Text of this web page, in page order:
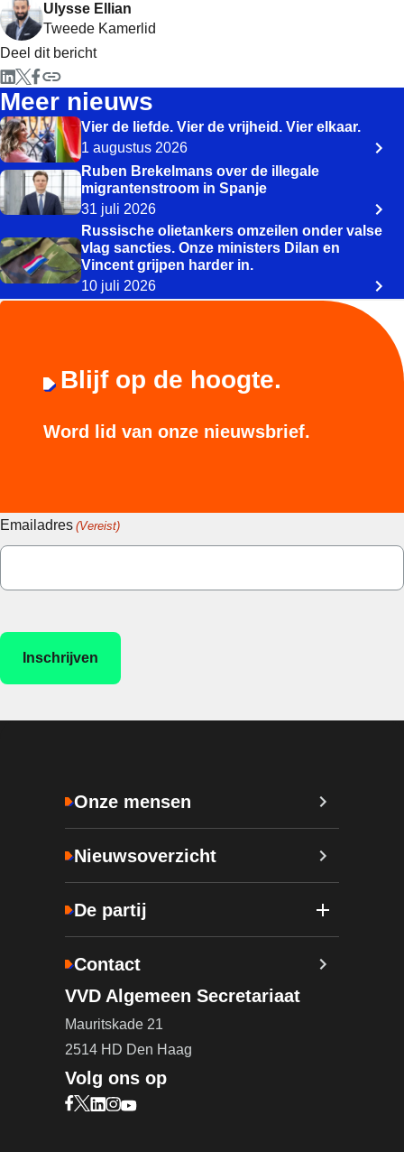
Ulysse Ellian
Tweede Kamerlid
Deel dit bericht
Meer nieuws
Vier de liefde. Vier de vrijheid. Vier elkaar.
1 augustus 2026
Ruben Brekelmans over de illegale
migrantenstroom in Spanje
31 juli 2026
Russische olietankers omzeilen onder valse
vlag sancties. Onze ministers Dilan en
Vincent grijpen harder in.
10 juli 2026
Blijf op de hoogte.
Word lid van onze nieuwsbrief.
Emailadres (Vereist)
Onze mensen
Nieuwsoverzicht
De partij
Contact
VVD Algemeen Secretariaat
Mauritskade 21
2514 HD Den Haag
Volg ons op
Bezoek onze Facebook pagina (opent in nieuw
Bezoek onze X pagina (opent in nieuw tabblad)
Bezoek onze LinkedIn pagina (opent in nieuw
Bezoek onze Instagram pagina (opent in
Bezoek onze YouTube pagina (opent in